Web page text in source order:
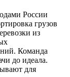
России
грузов
из
Команда
до идеала.
для